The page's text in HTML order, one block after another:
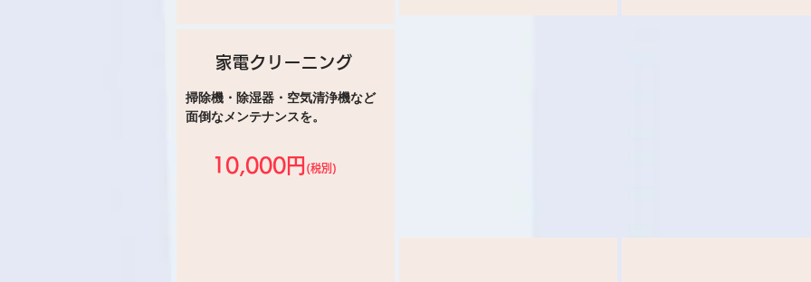
家電クリーニング
掃除機・除湿器・空気清浄機など
面倒なメンテナンスを。
10,000円 (税別)